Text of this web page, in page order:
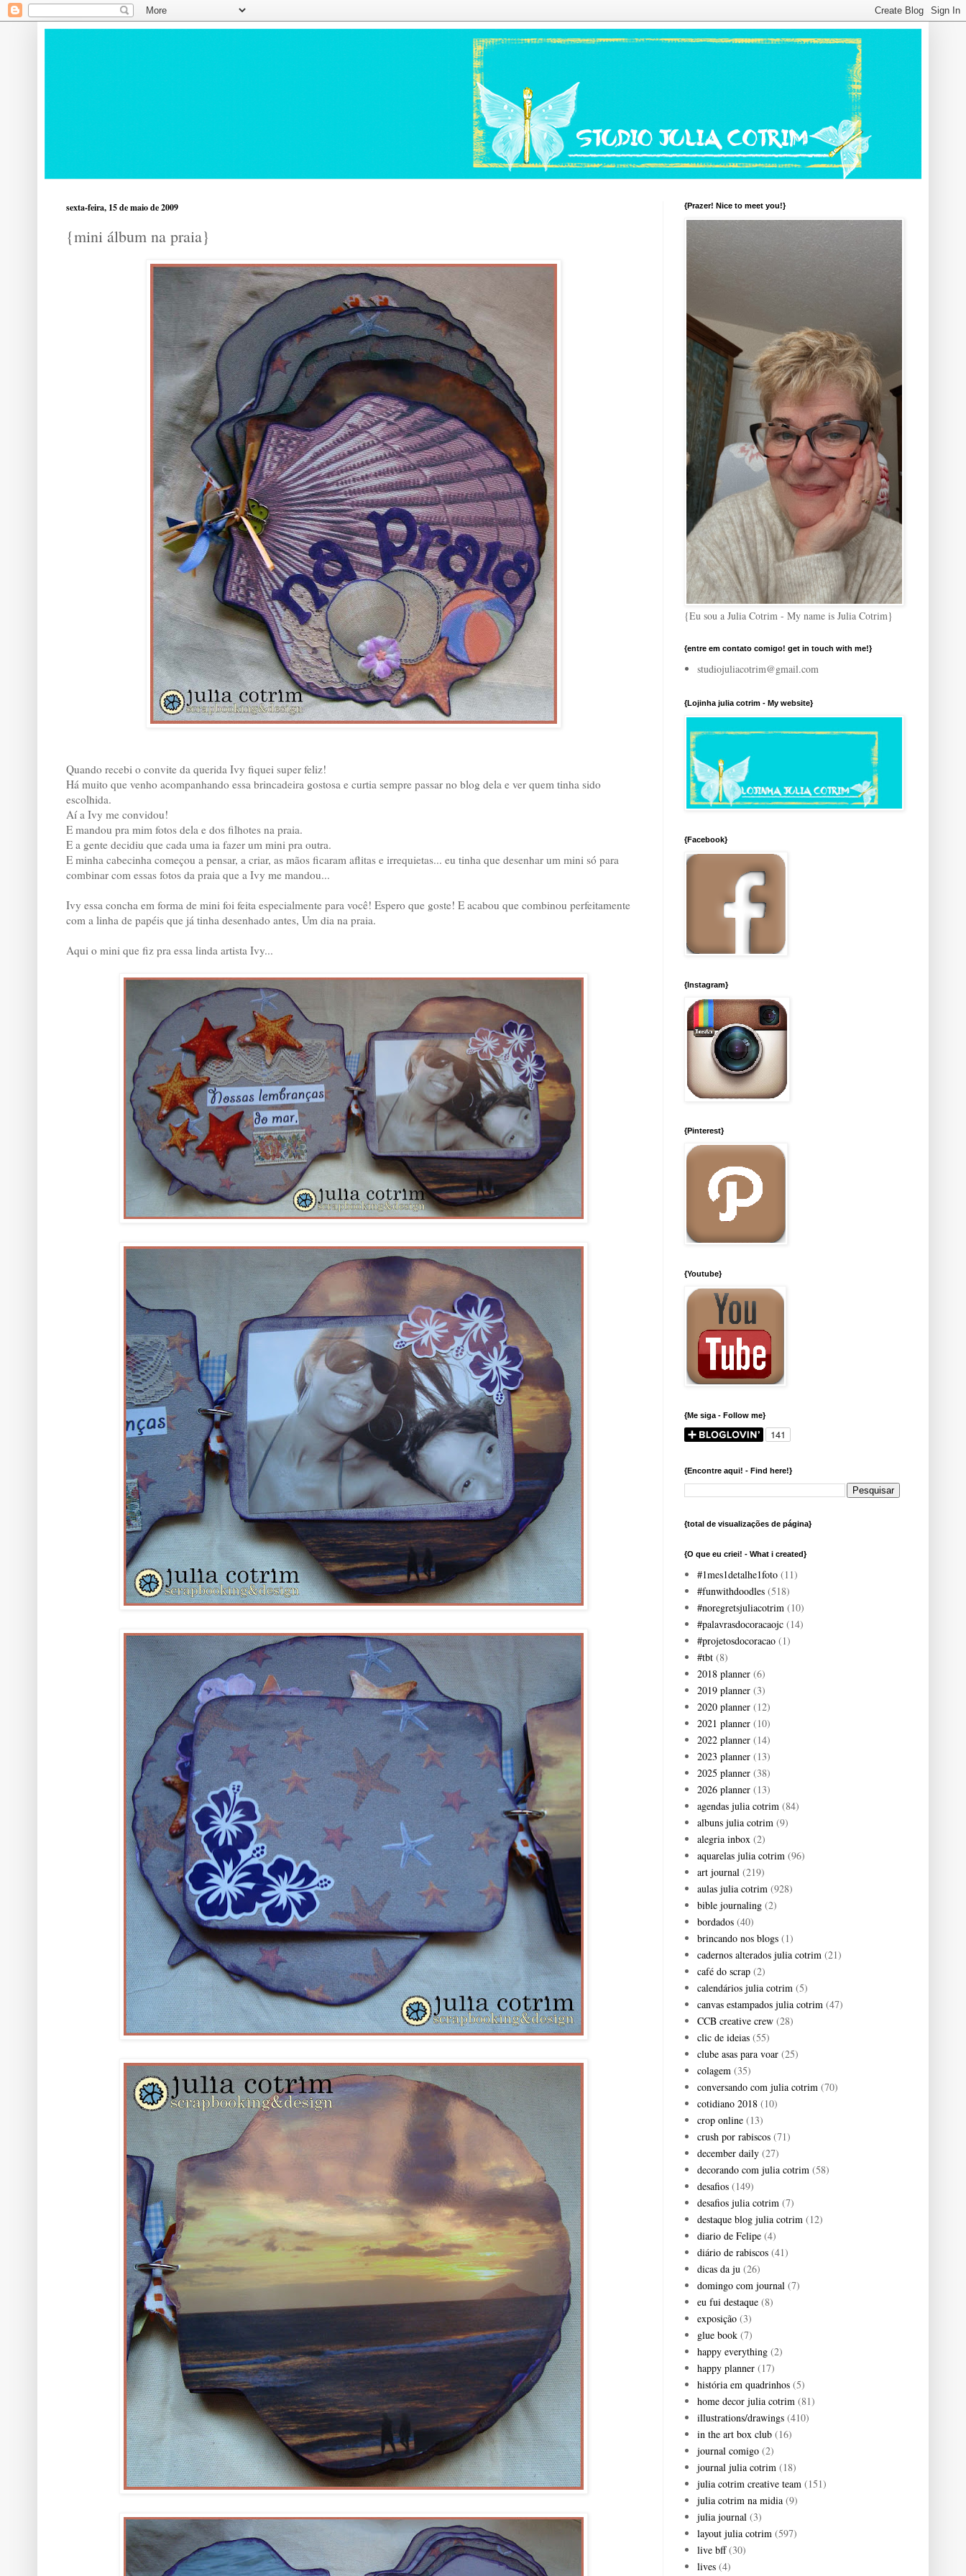
sexta-feira, 15 de maio de 2009
{mini álbum na praia}
Quando recebi o convite da querida Ivy fiquei super feliz!
Há muito que venho acompanhando essa brincadeira gostosa e curtia sempre passar no blog dela e ver quem tinha sido
escolhida.
Aí a Ivy me convidou!
E mandou pra mim fotos dela e dos filhotes na praia.
E a gente decidiu que cada uma ia fazer um mini pra outra.
E minha cabecinha começou a pensar, a criar, as mãos ficaram aflitas e irrequietas... eu tinha que desenhar um mini só para
combinar com essas fotos da praia que a Ivy me mandou...
Ivy essa concha em forma de mini foi feita especialmente para você! Espero que goste! E acabou que combinou perfeitamente
com a linha de papéis que já tinha desenhado antes, Um dia na praia.
Aqui o mini que fiz pra essa linda artista Ivy...
{Prazer! Nice to meet you!}
{Eu sou a Julia Cotrim - My name is Julia Cotrim}
{entre em contato comigo! get in touch with me!}
studiojuliacotrim@gmail.com
{Lojinha julia cotrim - My website}
{Facebook}
{Instagram}
{Pinterest}
{Youtube}
{Me siga - Follow me}
{Encontre aqui! - Find here!}
{total de visualizações de página}
{O que eu criei! - What i created}
#1mes1detalhe1foto (11)
#funwithdoodles (518)
#noregretsjuliacotrim (10)
#palavrasdocoracaojc (14)
#projetosdocoracao (1)
#tbt (8)
2018 planner (6)
2019 planner (3)
2020 planner (12)
2021 planner (10)
2022 planner (14)
2023 planner (13)
2025 planner (38)
2026 planner (13)
agendas julia cotrim (84)
albuns julia cotrim (9)
alegria inbox (2)
aquarelas julia cotrim (96)
art journal (219)
aulas julia cotrim (928)
bible journaling (2)
bordados (40)
brincando nos blogs (1)
cadernos alterados julia cotrim (21)
café do scrap (2)
calendários julia cotrim (5)
canvas estampados julia cotrim (47)
CCB creative crew (28)
clic de ideias (55)
clube asas para voar (25)
colagem (35)
conversando com julia cotrim (70)
cotidiano 2018 (10)
crop online (13)
crush por rabiscos (71)
december daily (27)
decorando com julia cotrim (58)
desafios (149)
desafios julia cotrim (7)
destaque blog julia cotrim (12)
diario de Felipe (4)
diário de rabiscos (41)
dicas da ju (26)
domingo com journal (7)
eu fui destaque (8)
exposição (3)
glue book (7)
happy everything (2)
happy planner (17)
história em quadrinhos (5)
home decor julia cotrim (81)
illustrations/drawings (410)
in the art box club (16)
journal comigo (2)
journal julia cotrim (18)
julia cotrim creative team (151)
julia cotrim na midia (9)
julia journal (3)
layout julia cotrim (597)
live bff (30)
lives (4)